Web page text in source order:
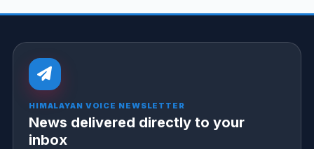
HIMALAYAN VOICE NEWSLETTER
News delivered directly to your
inbox